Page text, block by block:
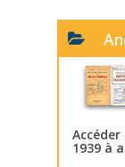
1939 à